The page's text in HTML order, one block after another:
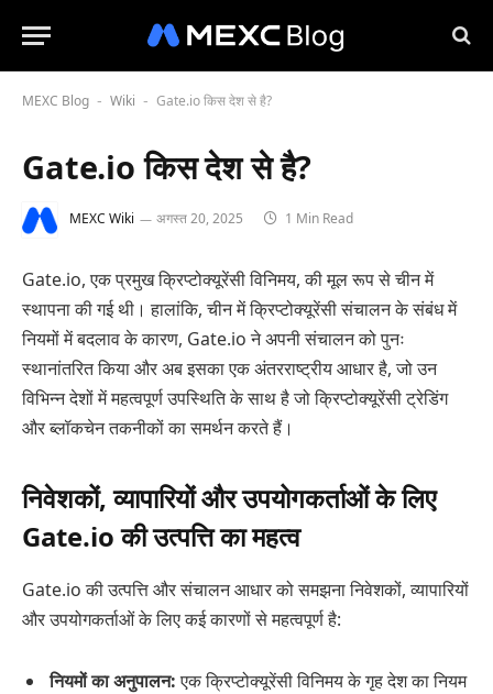
MEXC Blog - Wiki - Gate.io किस देश से है?
Gate.io किस देश से है?
MEXC Wiki अगस्त 20, 2025 1 Min Read
Gate.io, एक प्रमुख क्रिप्टोक्यूरेंसी विनिमय, की मूल रूप से चीन में
स्थापना की गई थी। हालांकि, चीन में क्रिप्टोक्यूरेंसी संचालन के संबंध में
नियमों में बदलाव के कारण, Gate.io ने अपनी संचालन को पुनः
स्थानांतरित किया और अब इसका एक अंतरराष्ट्रीय आधार है, जो उन
विभिन्न देशों में महत्वपूर्ण उपस्थिति के साथ है जो क्रिप्टोक्यूरेंसी ट्रेडिंग
और ब्लॉकचेन तकनीकों का समर्थन करते हैं।
निवेशकों, व्यापारियों और उपयोगकर्ताओं के लिए
Gate.io की उत्पत्ति का महत्व
Gate.io की उत्पत्ति और संचालन आधार को समझना निवेशकों, व्यापारियों
और उपयोगकर्ताओं के लिए कई कारणों से महत्वपूर्ण है:
नियमों का अनुपालन:एक क्रिप्टोक्यूरेंसी विनिमय के गृह देश का नियम